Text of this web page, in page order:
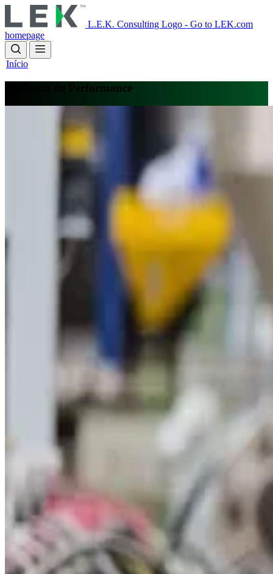
to
main
content
L.E.K. Consulting Logo - Go to LEK.com
homepage
Início
Melhoria de Performance